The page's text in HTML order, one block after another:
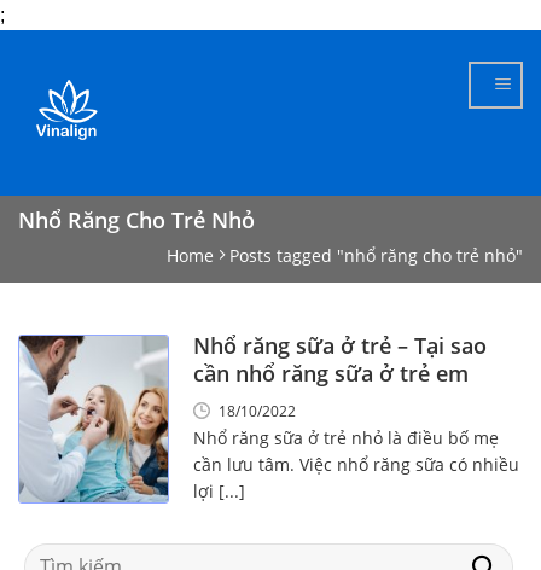
;
content
Nhổ Răng Cho Trẻ Nhỏ
Home Posts tagged "nhổ răng cho trẻ nhỏ"
Nhổ răng sữa ở trẻ – Tại sao
cần nhổ răng sữa ở trẻ em
18/10/2022
Nhổ răng sữa ở trẻ nhỏ là điều bố mẹ
cần lưu tâm. Việc nhổ răng sữa có nhiều
lợi [...]
Search